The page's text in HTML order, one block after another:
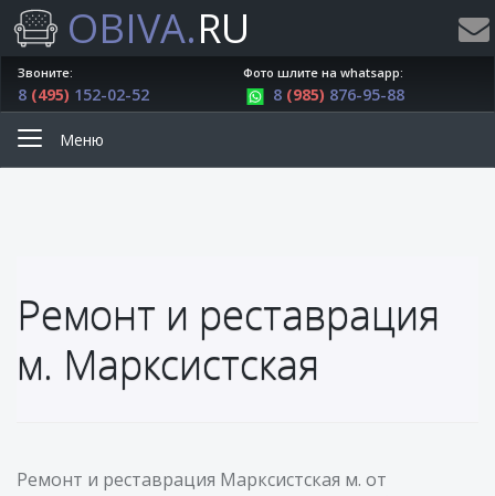
OBIVA.RU
Звоните:
8 (495) 152-02-52
Фото шлите на whatsapp:
8 (985) 876-95-88
Меню
Ремонт и реставрация
м. Марксистская
Ремонт и реставрация Марксистская м. от